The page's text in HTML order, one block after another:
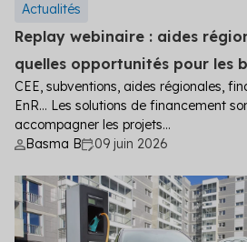
Actualités
Replay webinaire : aides
quelles opportunités pour les
CEE, subventions, aides régionales,
EnR… Les solutions de financement
accompagner les projets...
Basma B
09 juin 2026